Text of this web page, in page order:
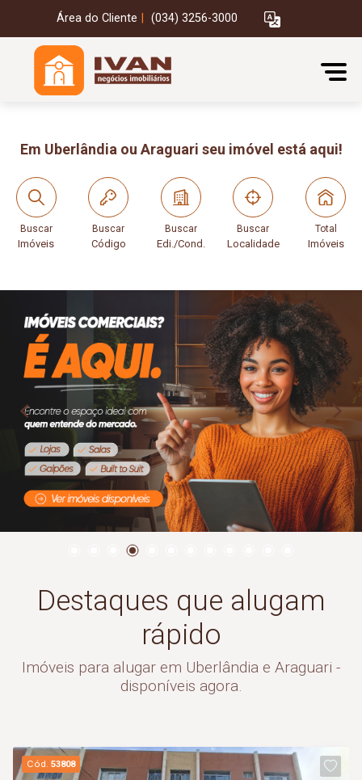
Área do Cliente (034) 3256-3000
Em Uberlândia ou Araguari seu imóvel está aqui!
Buscar
Imóveis
Buscar
Código
Buscar
Edi./Cond.
Buscar
Localidade
Total
Imóveis
Destaques que alugam
rápido
Imóveis para alugar em Uberlândia e Araguari -
disponíveis agora.
Cód.53808